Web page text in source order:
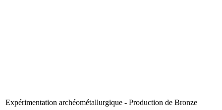
Expérimentation archéométallurgique - Production de Bronze